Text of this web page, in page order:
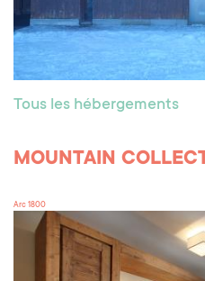
Tous les hébergements
MOUNTAIN
Arc 1800